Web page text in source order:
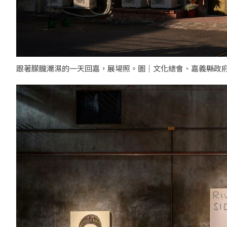
跟著朦朧潮濕的一天回嘉，展場照。圖｜文化總會、嘉義縣政